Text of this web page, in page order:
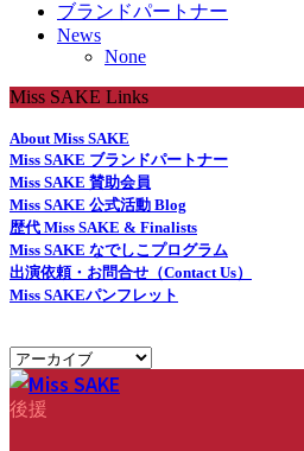
ブランドパートナー
News
None
Miss SAKE Links
About Miss SAKE
Miss SAKE ブランドパートナー
Miss SAKE 賛助会員
Miss SAKE 公式活動 Blog
歴代 Miss SAKE & Finalists
Miss SAKE なでしこプログラム
出演依頼・お問合せ（Contact Us）
Miss SAKEパンフレット
後援